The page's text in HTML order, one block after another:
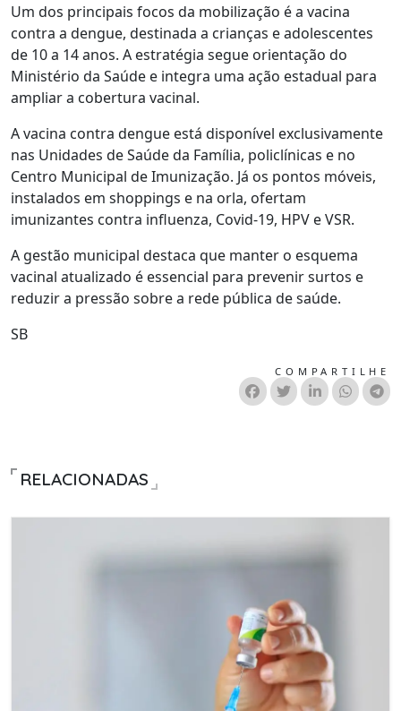
Um dos principais focos da mobilização é a vacina
contra a dengue, destinada a crianças e adolescentes
de 10 a 14 anos. A estratégia segue orientação do
Ministério da Saúde e integra uma ação estadual para
ampliar a cobertura vacinal.
A vacina contra dengue está disponível exclusivamente
nas Unidades de Saúde da Família, policlínicas e no
Centro Municipal de Imunização. Já os pontos móveis,
instalados em shoppings e na orla, ofertam
imunizantes contra influenza, Covid-19, HPV e VSR.
A gestão municipal destaca que manter o esquema
vacinal atualizado é essencial para prevenir surtos e
reduzir a pressão sobre a rede pública de saúde.
SB
COMPARTILHE
RELACIONADAS